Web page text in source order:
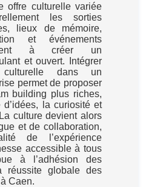
offre culturelle variée
les sorties
lieux de mémoire,
et événements
à créer un
et ouvert. Intégrer
dans un
permet de proposer
building plus riches,
d’idées, la curiosité et
La culture devient alors
et de collaboration,
de l’expérience
accessible à tous
à l’adhésion des
réussite globale des
Caen.